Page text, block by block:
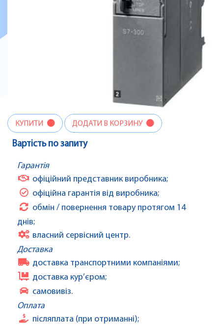
КУПИТИ ДОДАТИ В КОРЗИНУ
Вартість по запиту
Гарантія
офіційний представник виробника;
офіційна гарантія від виробника;
обмін / повернення товару протягом 14
днів;
власний сервісний центр.
Доставка
доставка транспортними компаніями;
доставка кур’єром;
самовивіз.
Оплата
післяплата (при отриманні);